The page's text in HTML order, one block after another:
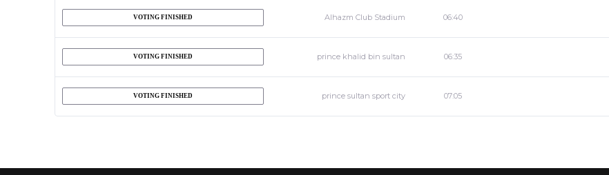
06:40
Alhazm Club Stadium
VOTING FINISHED
06:35
prince khalid bin sultan
VOTING FINISHED
07:05
prince sultan sport city
VOTING FINISHED